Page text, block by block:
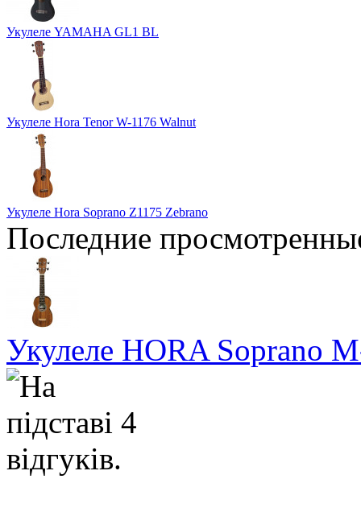
Укулеле YAMAHA GL1 BL
Укулеле Hora Tenor W-1176 Walnut
Укулеле Hora Soprano Z1175 Zebrano
Последние
Укулеле HORA Soprano